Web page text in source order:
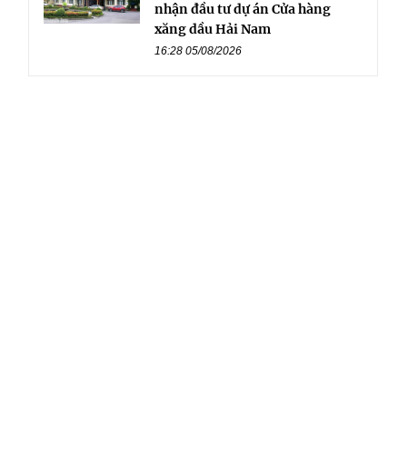
nhận đầu tư dự án Cửa hàng
xăng dầu Hải Nam
16:28 05/08/2026